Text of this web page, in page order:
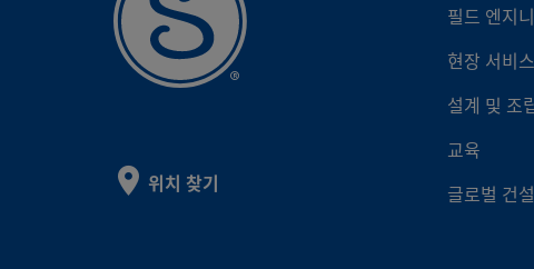
위치 찾기
필드 엔지
현장 서비스
설계 및 조
교육
글로벌 건